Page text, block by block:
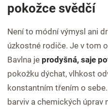
pokožce svědčí
Není to módní výmysl ani
úzkostné rodiče. Je v tom
Bavlna je prodyšná, saje
pokožku dýchat, vlhkost
konstantním třením o
barviv a chemických úprav